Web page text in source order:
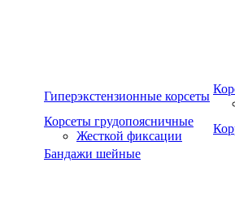
Гиперэкстензионные корсеты
Корсеты грудопоясничные
Жесткой фиксации
Бандажи шейные